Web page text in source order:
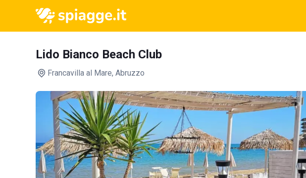
Lido Bianco Beach Club
Francavilla al Mare, Abruzzo